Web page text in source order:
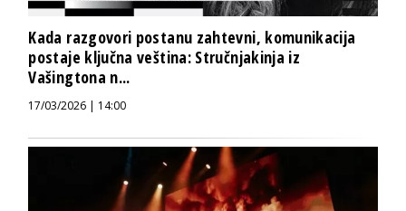
Kada razgovori postanu zahtevni, komunikacija
postaje ključna veština: Stručnjakinja iz
Vašingtona n...
17/03/2026 | 14:00